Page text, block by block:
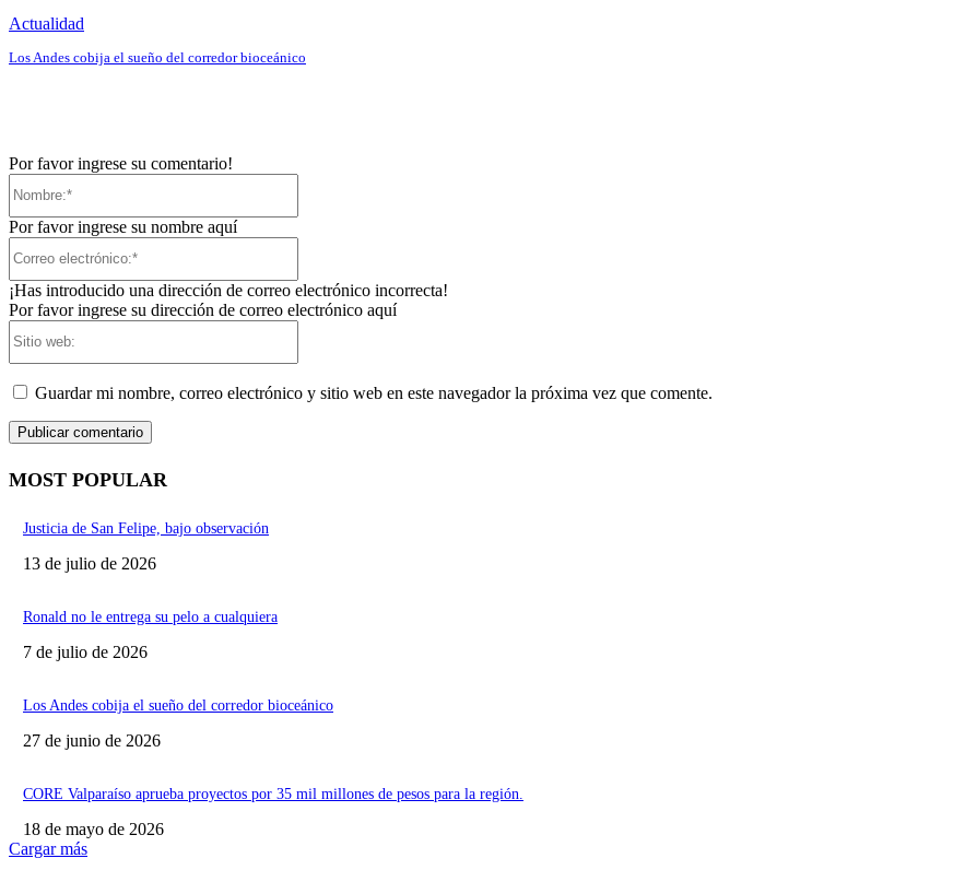
Actualidad
Los Andes cobija el sueño del corredor bioceánico
Por favor ingrese su comentario!
Por favor ingrese su nombre aquí
¡Has introducido una dirección de correo electrónico incorrecta!
Por favor ingrese su dirección de correo electrónico aquí
Guardar mi nombre, correo electrónico y sitio web en este navegador la próxima vez que comente.
MOST POPULAR
Justicia de San Felipe, bajo observación
13 de julio de 2026
Ronald no le entrega su pelo a cualquiera
7 de julio de 2026
Los Andes cobija el sueño del corredor bioceánico
27 de junio de 2026
CORE Valparaíso aprueba proyectos por 35 mil millones de pesos para la región.
18 de mayo de 2026
Cargar más